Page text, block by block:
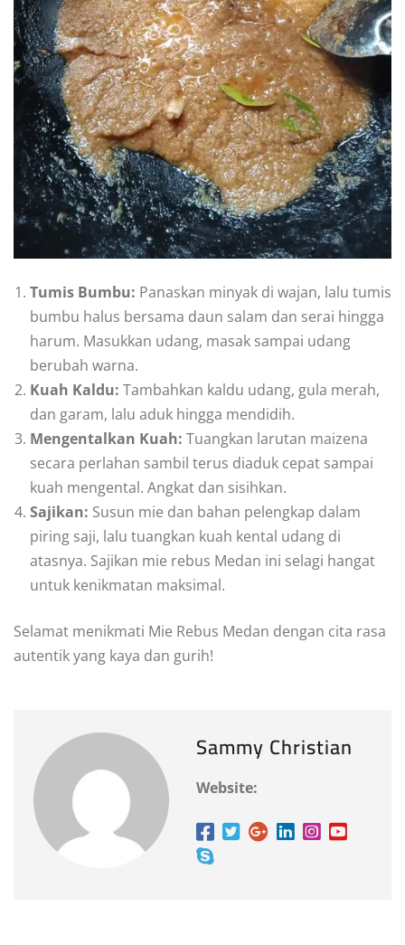
Tumis Bumbu: Panaskan minyak di wajan, lalu tumis
bumbu halus bersama daun salam dan serai hingga
harum. Masukkan udang, masak sampai udang
berubah warna.
Kuah Kaldu: Tambahkan kaldu udang, gula merah,
dan garam, lalu aduk hingga mendidih.
Mengentalkan Kuah: Tuangkan larutan maizena
secara perlahan sambil terus diaduk cepat sampai
kuah mengental. Angkat dan sisihkan.
Sajikan: Susun mie dan bahan pelengkap dalam
piring saji, lalu tuangkan kuah kental udang di
atasnya. Sajikan mie rebus Medan ini selagi hangat
untuk kenikmatan maksimal.
Selamat menikmati Mie Rebus Medan dengan cita rasa
autentik yang kaya dan gurih!
Sammy Christian
Website: